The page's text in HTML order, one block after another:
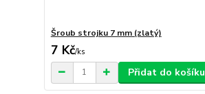
Šroub strojku 7 mm (zlatý)
7 Kč/ks
Přidat do košíku